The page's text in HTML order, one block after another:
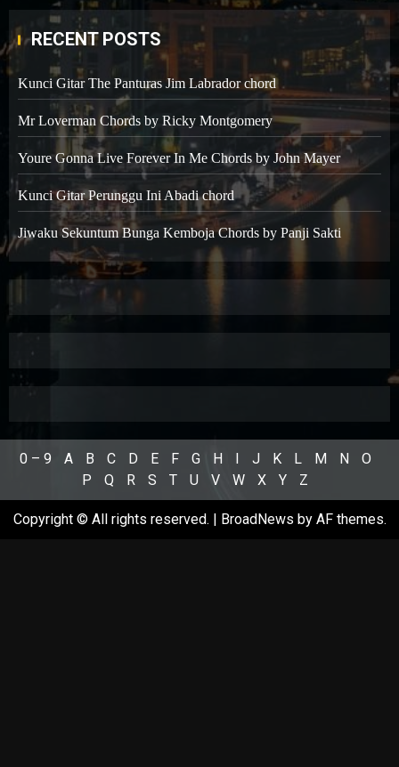
RECENT POSTS
Kunci Gitar The Panturas Jim Labrador chord
Mr Loverman Chords by Ricky Montgomery
Youre Gonna Live Forever In Me Chords by John Mayer
Kunci Gitar Perunggu Ini Abadi chord
Jiwaku Sekuntum Bunga Kemboja Chords by Panji Sakti
0 – 9 A B C D E F G H I J K L M N
O
P
Q R S T U V W X Y Z
Copyright © All rights reserved. | BroadNews by AF themes.